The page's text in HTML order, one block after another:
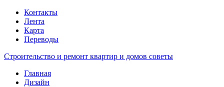
Контакты
Лента
Карта
Переводы
Строительство и ремонт квартир и домов советы
Главная
Дизайн